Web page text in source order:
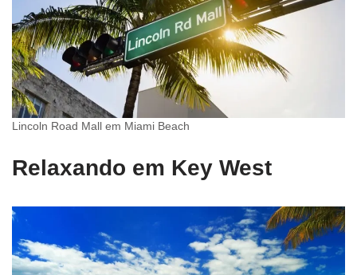
Lincoln Road Mall em Miami Beach
Relaxando em Key West